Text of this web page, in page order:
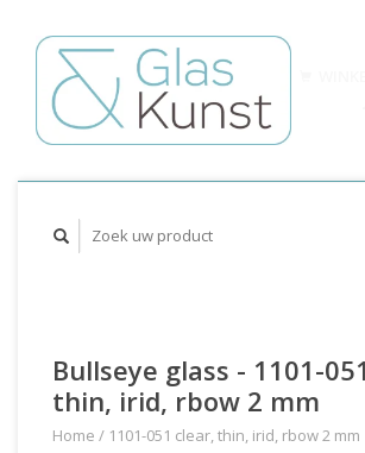
Bullseye glass - 1101-
thin, irid, rbow 2 mm
Home / 1101-051 clear, thin, irid, rbow 2 mm